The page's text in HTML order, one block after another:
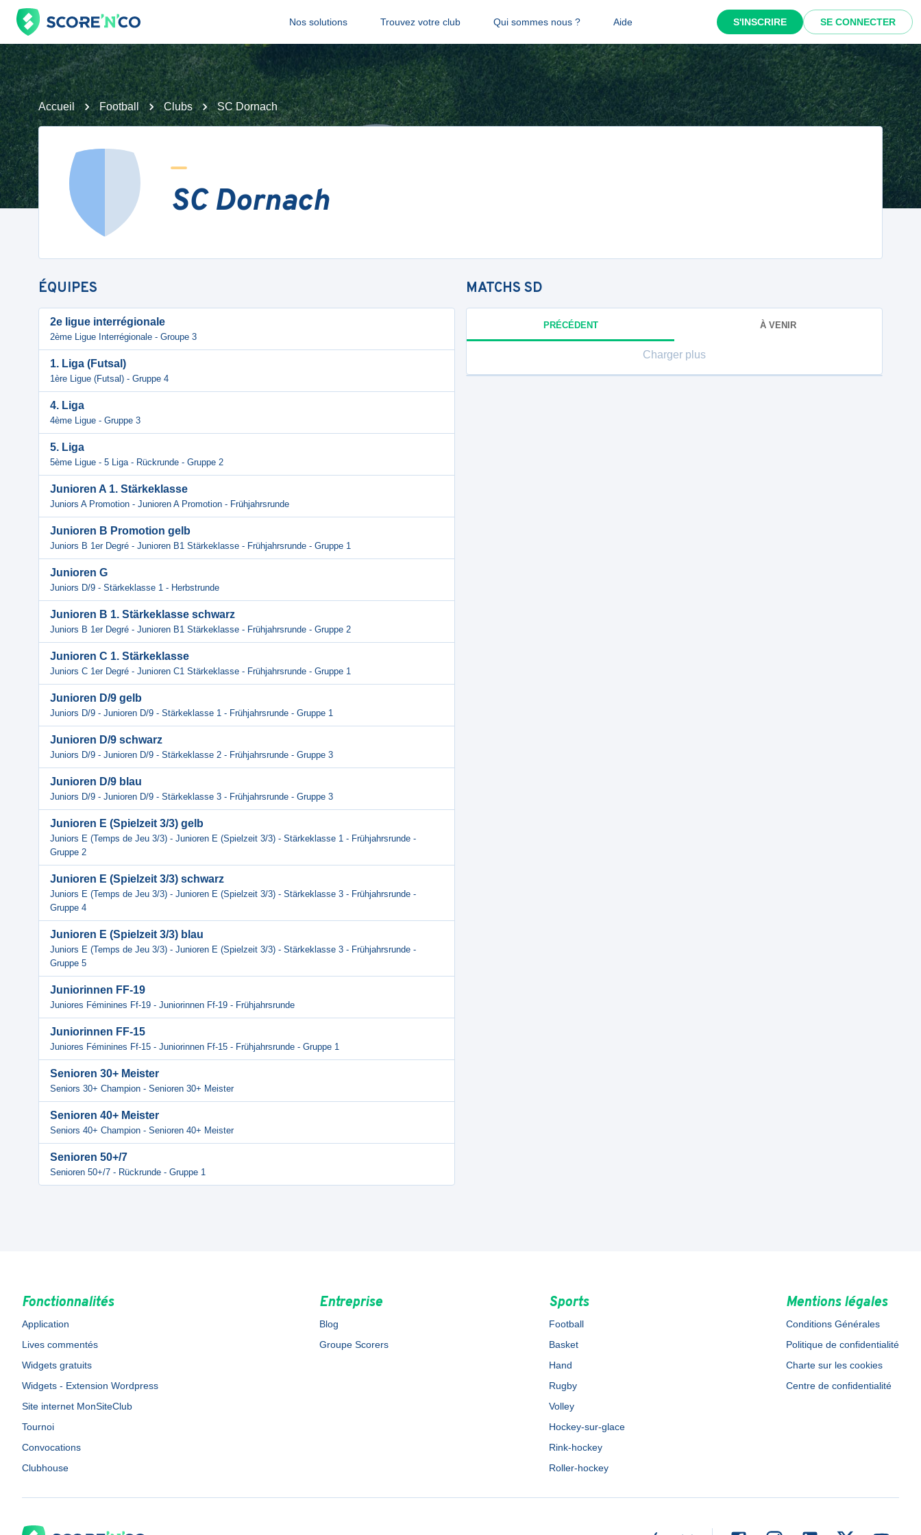
Nos solutions Trouvez votre club Qui sommes nous ? Aide S'INSCRIRE SE CONNECTER
Accueil Football Clubs SC Dornach
SC Dornach
ÉQUIPES
2e ligue interrégionale
2ème Ligue Interrégionale - Groupe 3
1. Liga (Futsal)
1ère Ligue (Futsal) - Gruppe 4
4. Liga
4ème Ligue - Gruppe 3
5. Liga
5ème Ligue - 5 Liga - Rückrunde - Gruppe 2
Junioren A 1. Stärkeklasse
Juniors A Promotion - Junioren A Promotion - Frühjahrsrunde
Junioren B Promotion gelb
Juniors B 1er Degré - Junioren B1 Stärkeklasse - Frühjahrsrunde - Gruppe 1
Junioren G
Juniors D/9 - Stärkeklasse 1 - Herbstrunde
Junioren B 1. Stärkeklasse schwarz
Juniors B 1er Degré - Junioren B1 Stärkeklasse - Frühjahrsrunde - Gruppe 2
Junioren C 1. Stärkeklasse
Juniors C 1er Degré - Junioren C1 Stärkeklasse - Frühjahrsrunde - Gruppe 1
Junioren D/9 gelb
Juniors D/9 - Junioren D/9 - Stärkeklasse 1 - Frühjahrsrunde - Gruppe 1
Junioren D/9 schwarz
Juniors D/9 - Junioren D/9 - Stärkeklasse 2 - Frühjahrsrunde - Gruppe 3
Junioren D/9 blau
Juniors D/9 - Junioren D/9 - Stärkeklasse 3 - Frühjahrsrunde - Gruppe 3
Junioren E (Spielzeit 3/3) gelb
Juniors E (Temps de Jeu 3/3) - Junioren E (Spielzeit 3/3) - Stärkeklasse 1 - Frühjahrsrunde -
Gruppe 2
Junioren E (Spielzeit 3/3) schwarz
Juniors E (Temps de Jeu 3/3) - Junioren E (Spielzeit 3/3) - Stärkeklasse 3 - Frühjahrsrunde -
Gruppe 4
Junioren E (Spielzeit 3/3) blau
Juniors E (Temps de Jeu 3/3) - Junioren E (Spielzeit 3/3) - Stärkeklasse 3 - Frühjahrsrunde -
Gruppe 5
Juniorinnen FF-19
Juniores Féminines Ff-19 - Juniorinnen Ff-19 - Frühjahrsrunde
Juniorinnen FF-15
Juniores Féminines Ff-15 - Juniorinnen Ff-15 - Frühjahrsrunde - Gruppe 1
Senioren 30+ Meister
Seniors 30+ Champion - Senioren 30+ Meister
Senioren 40+ Meister
Seniors 40+ Champion - Senioren 40+ Meister
Senioren 50+/7
Senioren 50+/7 - Rückrunde - Gruppe 1
MATCHS SD
PRÉCÉDENT À VENIR
Charger plus
Fonctionnalités
Application
Lives commentés
Widgets gratuits
Widgets - Extension Wordpress
Site internet MonSiteClub
Tournoi
Convocations
Clubhouse
Entreprise
Blog
Groupe Scorers
Sports
Football
Basket
Hand
Rugby
Volley
Hockey-sur-glace
Rink-hockey
Roller-hockey
Mentions légales
Conditions Générales
Politique de confidentialité
Charte sur les cookies
Centre de confidentialité